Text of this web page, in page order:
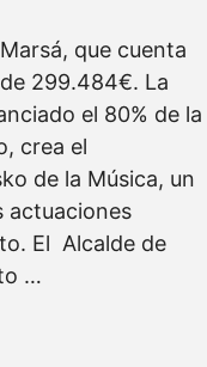
que cuenta
299.484€. La
el 80% de la
crea el
de la Música, un
actuaciones
El Alcalde de
…